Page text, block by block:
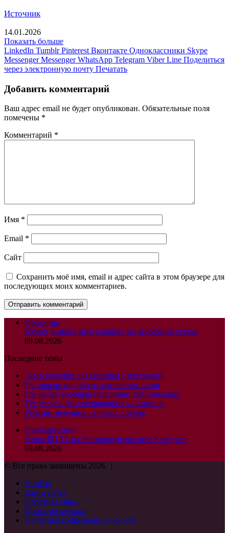
Источник
14.01.2026
Показать больше
LinkedIn Tumblr Pinterest Вконтакте Одноклассники Skype
Messenger Messenger WhatsApp Telegram Viber Line Поделиться
через электронную почту Печатать
Добавить комментарий
Ваш адрес email не будет опубликован. Обязательные поля
помечены *
Комментарий *
Имя *
Email *
Сайт
Сохранить моё имя, email и адрес сайта в этом браузере для
последующих моих комментариев.
Общество
Юрист развеял миф о работе на декретной ставке
09.08.2026
Последние темы
Здесь колодки для машины с доставкой
Где можно подобрать пансионат легко
Где найти удобный пансионат для пожилых
Тут услуги финансирования — помощь
Рейтинг ведущих игровых клубов
Происшествия
Атака БПЛА на Ростовскую область 9 августа
09.08.2026
© Все права защищены 2026, |
О сайте
Карта сайта
Обратная связь
Поиск по меткам
Политика конфиденциальности